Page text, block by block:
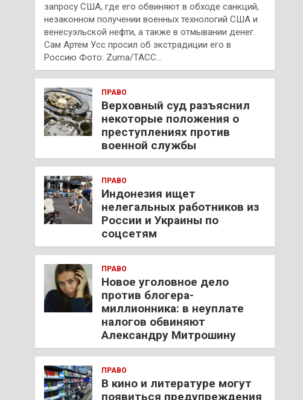
запросу США, где его обвиняют в обходе санкций,
незаконном получении военных технологий США и
венесуэльской нефти, а также в отмывании денег.
Сам Артем Усс просил об экстрадиции его в
Россию Фото: Zuma/ТАСС…
ПРАВО
Верховный суд разъяснил
некоторые положения о
преступлениях против
военной службы
ПРАВО
Индонезия ищет
нелегальных работников из
России и Украины по
соцсетям
ПРАВО
Новое уголовное дело
против блогера-
миллионника: в неуплате
налогов обвиняют
Александру Митрошину
ПРАВО
В кино и литературе могут
появиться предупреждения